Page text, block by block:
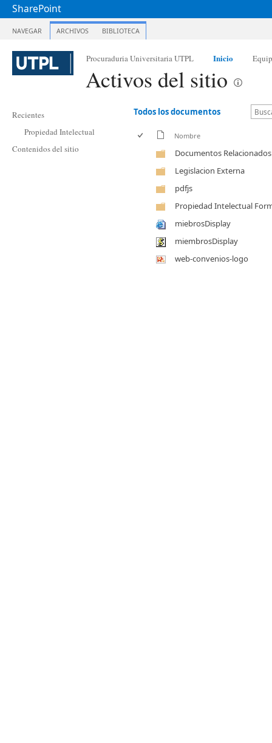
SharePoint
NAVEGAR ARCHIVOS BIBLIOTECA
Procuraduria Universitaria UTPL Inicio
Activos del sitio
Recientes
Propiedad Intelectual
Contenidos del sitio
Todos los documentos
Nombre
Documentos Relacionados
Legislacion Externa
pdfjs
Propiedad Intelectual
miebrosDisplay
miembrosDisplay
web-convenios-logo